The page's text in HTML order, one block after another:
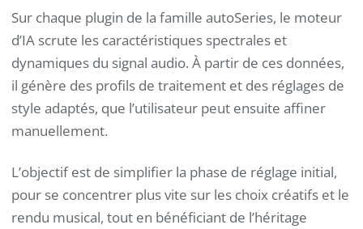
Sur chaque plugin de la famille autoSeries, le moteur
d’IA scrute les caractéristiques spectrales et
dynamiques du signal audio. À partir de ces données,
il génère des profils de traitement et des réglages de
style adaptés, que l’utilisateur peut ensuite affiner
manuellement.
L’objectif est de simplifier la phase de réglage initial,
pour se concentrer plus vite sur les choix créatifs et le
rendu musical, tout en bénéficiant de l’héritage